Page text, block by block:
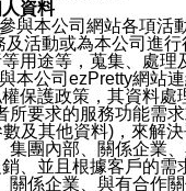
資料
與本公司網站各項
活動或為本公司進
用途等，蒐集、處理
本公司ezPretty網站
保護政策，其資料
要求的服務功能需
及其他資料)，來解
團內部、關係企業
、並且根據客戶的
係企業、與有合作